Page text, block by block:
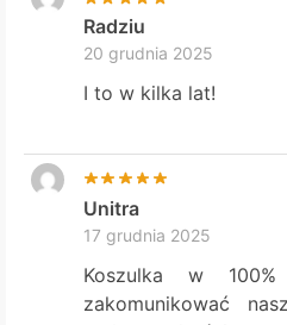
Radziu
20 grudnia 2025
I to w kilka lat!
Unitra
17 grudnia 2025
Koszulka w
zakomunikować